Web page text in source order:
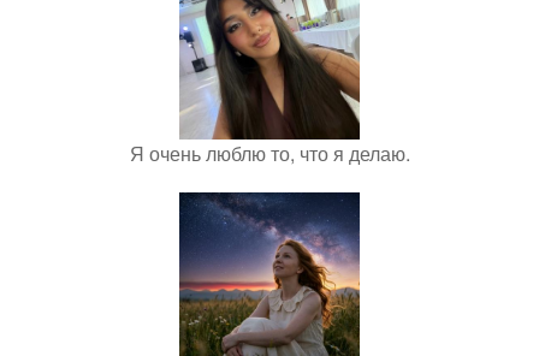
Я очень люблю то, что я делаю.